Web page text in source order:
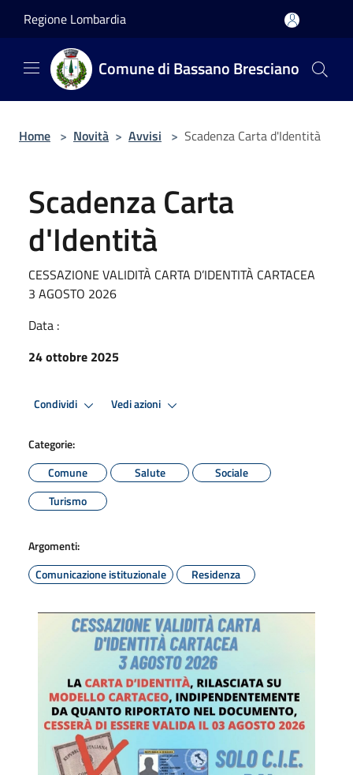
Regione Lombardia
Comune di Bassano Bresciano
Home > Novità > Avvisi > Scadenza Carta d'Identità
Scadenza Carta
d'Identità
CESSAZIONE VALIDITÀ CARTA D’IDENTITÀ CARTACEA
3 AGOSTO 2026
Data :
24 ottobre 2025
Condividi Vedi azioni
Categorie:
Comune
Salute
Sociale
Turismo
Argomenti:
Comunicazione istituzionale
Residenza